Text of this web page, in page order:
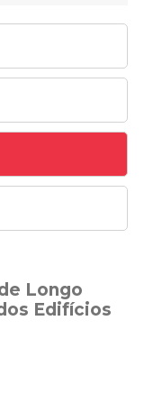
Longo
Edifícios